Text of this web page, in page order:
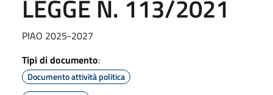
LEGGE N. 113/2021
PIAO 2025-2027
Tipi di documento:
Documento attività politica